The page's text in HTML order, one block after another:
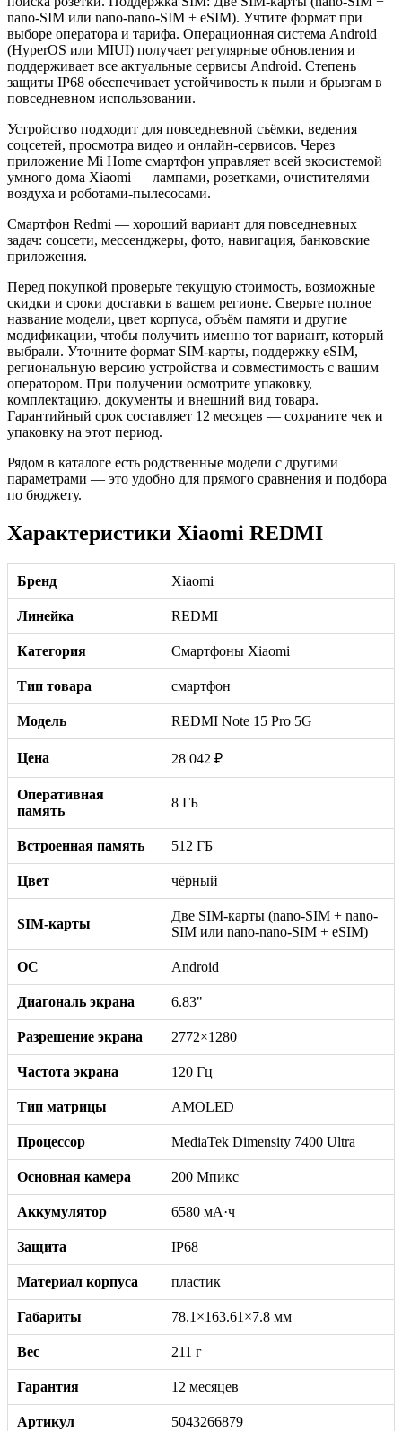
nano-SIM или nano-nano-SIM + eSIM). Учтите формат при
выборе оператора и тарифа. Операционная система Android
(HyperOS или MIUI) получает регулярные обновления и
поддерживает все актуальные сервисы Android. Степень
защиты IP68 обеспечивает устойчивость к пыли и брызгам в
повседневном использовании.
Устройство подходит для повседневной съёмки, ведения
соцсетей, просмотра видео и онлайн-сервисов. Через
приложение Mi Home смартфон управляет всей экосистемой
умного дома Xiaomi — лампами, розетками, очистителями
воздуха и роботами-пылесосами.
Смартфон Redmi — хороший вариант для повседневных
задач: соцсети, мессенджеры, фото, навигация, банковские
приложения.
Перед покупкой проверьте текущую стоимость, возможные
скидки и сроки доставки в вашем регионе. Сверьте полное
название модели, цвет корпуса, объём памяти и другие
модификации, чтобы получить именно тот вариант, который
выбрали. Уточните формат SIM-карты, поддержку eSIM,
региональную версию устройства и совместимость с вашим
оператором. При получении осмотрите упаковку,
комплектацию, документы и внешний вид товара.
Гарантийный срок составляет 12 месяцев — сохраните чек и
упаковку на этот период.
Рядом в каталоге есть родственные модели с другими
параметрами — это удобно для прямого сравнения и подбора
по бюджету.
Характеристики Xiaomi REDMI
Бренд Xiaomi
Линейка REDMI
Категория Смартфоны Xiaomi
Тип товара смартфон
Модель REDMI Note 15 Pro 5G
Цена 28 042 ₽
Оперативная
память
8 ГБ
Встроенная память 512 ГБ
Цвет чёрный
SIM-карты
Две SIM-карты (nano-SIM + nano-
SIM или nano-nano-SIM + eSIM)
ОС Android
Диагональ экрана 6.83"
Разрешение экрана 2772×1280
Частота экрана 120 Гц
Тип матрицы AMOLED
Процессор MediaTek Dimensity 7400 Ultra
Основная камера 200 Мпикс
Аккумулятор 6580 мА·ч
Защита IP68
Материал корпуса пластик
Габариты 78.1×163.61×7.8 мм
Вес 211 г
Гарантия 12 месяцев
Артикул 5043266879